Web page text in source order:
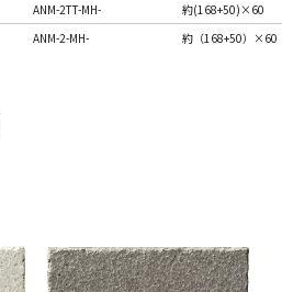
ANM-2TT-MH-
約(168+50)×60
ANM-2-MH- 約（168+50）×60